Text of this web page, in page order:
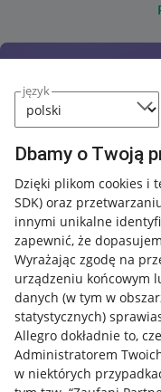
język
Dbamy o Twoją
Dzięki plikom cookies i
SDK) oraz
innymi unikalne
zapewnić, że
Wyrażając zgodę na
urządzeniu końcowym
danych (w tym w
statystycznych)
Allegro dokładnie to,
Administratorem
w niektórych